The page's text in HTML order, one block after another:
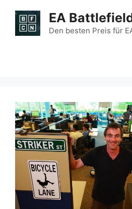
Inhalt
springen
EA
Den besten Preis für